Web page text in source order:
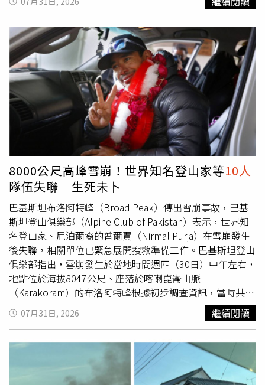
壽喜燒套餐；首次登場的「御膳套餐雙人餐券」$1,400起，
集結日光璽舞主廚招牌菜色，以日式御膳形式呈現主餐、配
菜與在地風味，讓旅客享受更具儀式感的午間餐敘。晶華國
際酒店集團今年則以「吃喝玩樂一站購足」為主軸推出多款
超值優惠券，其中最受矚目的三大必買亮點為azie「爐烤厚
切日本A5和牛排12oz雙人分享餐」、北投泉源閣「總舖師
酒家宴席十人桌菜」及故宮晶華「晶華好味道平日晚餐四人
合菜優惠券」，展場單筆消費滿1萬元，前30名再加贈栢麗
廳平日下午茶單人招待券(價值1,298元)。台灣美食展夢幻
餐券、住宿券1.9折起，各地方縣市政府亦帶來極具在地特
色的美食。圖為屏東館。（圖／屏東縣政府提供）天成飯店
集團推出各式美食餐券，包括米其林餐盤推薦頂級牛排館極
致美饌通用券、五星級飯店平日自助午晚餐或假日下午茶餐
券、平日粵式港點兌換券、招牌烤鴨四人合菜券、台北人氣
餐酒館饗食通用券等下殺5.1折起。於旅展現場加入會員，
有機會抽中價值NT$20,000+10%的天成逸旅-蝴蝶谷會館精
緻客房平旺日雙人住宿券。海霸王集團推出超值美食餐券，
最低下殺至5折起，人氣「日式雙人海陸套餐」只要688
元，「16OZ和風海陸雙人鍋」也只要788元，即可享用澎
湃大肉盤搭配新鮮海鮮拼盤；熱銷桌菜「好霸料理」全新升
級版，10人桌席原價8,000元+10%，特價5,000元，即可品
嚐道以海鮮為主的豐盛料理。交通部觀光署則呼應大會主
題，邀請民眾走進「臺灣觀光館」，集結54家特色業者共襄
盛舉。開展當日觀光署特別邀請味全龍啦啦隊小龍女，化身
「風土應援團」熱力登場；8月3日另有《型男大主廚》主持
人詹姆士帶領民眾探索展館美味亮點。展覽期間，臺灣觀光
代言人「喔熊組長」也將化身「風土釀造長」，與民眾近距
8000公尺高峰雪崩！世界知名登山家等10人
隊伍失聯 生死未卜
巴基斯坦布洛阿特峰（Broad Peak）傳出雪崩事故，巴基
斯坦登山俱樂部（Alpine Club of Pakistan）表示，世界知
名登山家、尼泊爾裔的普爾賈（Nirmal Purja）在雪崩發生
後失聯，相關單位已緊急展開搜救準備工作。巴基斯坦登山
俱樂部指出，雪崩發生於當地時間週四（30日）中午左右，
地點位於海拔8047公尺、座落於喀喇崑崙山脈
（Karakoram）的布洛阿特峰根據初步調查資訊，當時共有
10名登山者組成登山隊，成員包括來自巴基斯坦、阿曼、中
國及美國等公民，雪崩發生後，整支隊伍已失去聯繫。巴基
密切聯絡，並協調立即展開搜救行動，在天候及作業條件允
許下，儘速調派直升機及所有可動用的搜救資源。現年43歲
的普爾賈出生於尼泊爾，曾於2019年創下歷史紀錄，在短
07月31日, 2026 繼續閱讀